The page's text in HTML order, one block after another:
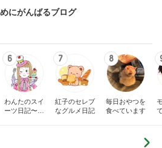
にがんばるブログ
6
わんたのスイ
ーツ日記〜小
7
紅子のセレブ
なグルメ日記
8
毎日おやつを
食べています